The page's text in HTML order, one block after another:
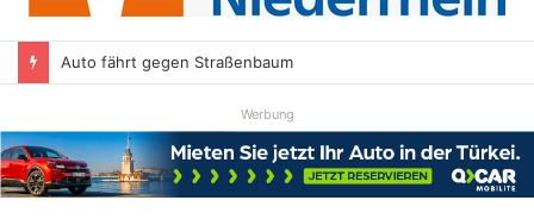
Auto fährt gegen Straßenbaum
Werbung